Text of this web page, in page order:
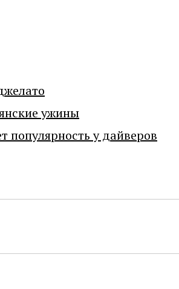
ужины
популярность у дайверов